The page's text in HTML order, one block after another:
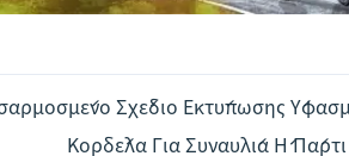
Σχέδιο Εκτύπωσης
Κορδέλα Για Συναυλία Ή Πάρτι